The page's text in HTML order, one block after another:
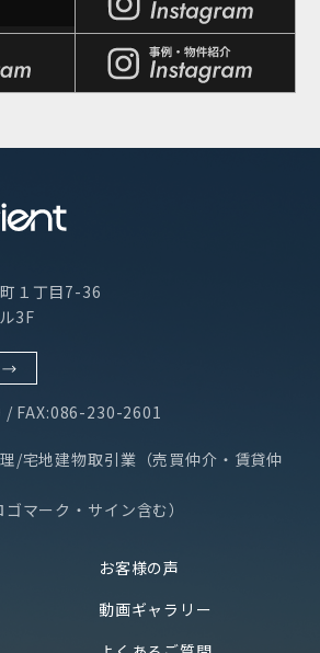
１丁目7-36
3F
FAX:086-230-2601
/宅地建物取引業（売買仲介・賃貸仲
マーク・サイン含む）
お客様の声
動画ギャラリー